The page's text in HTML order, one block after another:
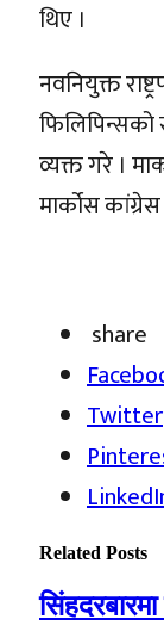
थिए ।
नवनियुक्त
फिलिपिन्सको
व्यक्त गरे ।
मार्कोस
share
Twitter
Related Posts